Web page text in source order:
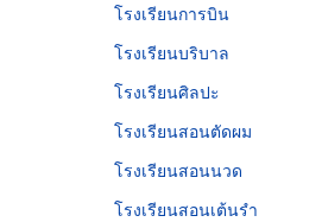
โรงเรียนการบิน
โรงเรียนบริบาล
โรงเรียนศิลปะ
โรงเรียนสอนตัดผม
โรงเรียนสอนนวด
โรงเรียนสอนเต้นรำ